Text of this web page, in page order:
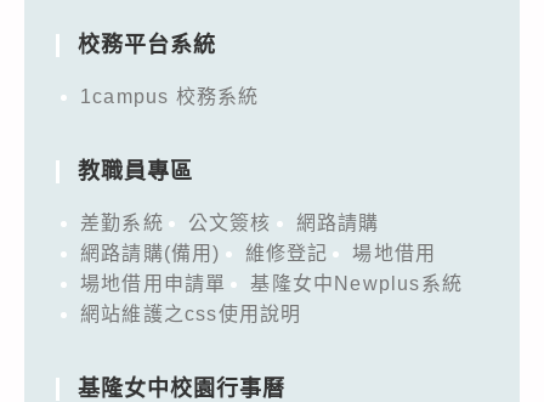
校務平台系統
1campus 校務系統
教職員專區
差勤系統 公文簽核
網路請購
網路請購(備用)
維修登記
場地借用
場地借用申請單
基隆女中Newplus系統
網站維護之css使用說明
基隆女中校園行事曆